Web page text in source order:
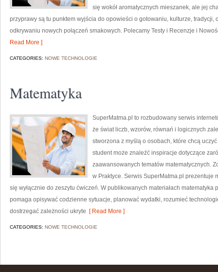
się wokół aromatycznych mieszanek, ale jej
przyprawy są tu punktem wyjścia do opowieści o gotowaniu, kulturze, tradycji,
odkrywaniu nowych połączeń smakowych. Polecamy Testy i Recenzje i
Read More ]
CATEGORIES: NOWE TECHNOLOGIE
Matematyka
SuperMatma.pl to rozbudowany serwis
że świat liczb, wzorów, równań i logicznych
stworzona z myślą o osobach, które chcą
student może znaleźć inspiracje dotyczące
zaawansowanych tematów matematycznych.
w Praktyce. Serwis SuperMatma.pl prezentuje
się wyłącznie do zeszytu ćwiczeń. W publikowanych materiałach
pomaga opisywać codzienne sytuacje, planować wydatki, rozumieć
dostrzegać zależności ukryte [ Read More ]
CATEGORIES: NOWE TECHNOLOGIE